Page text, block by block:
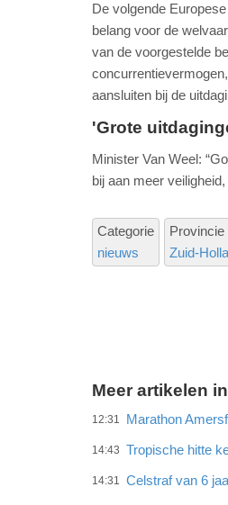
De volgende
belang voor de
van de voorgestelde
aansluiten bij de
'Grote
Minister Van Weel:
bij aan meer
Categorie
nieuws
Provincie
Zuid-
Meer artikelen
12:31 Marathon
14:43 Tropische hitte
14:31 Celstraf van 6